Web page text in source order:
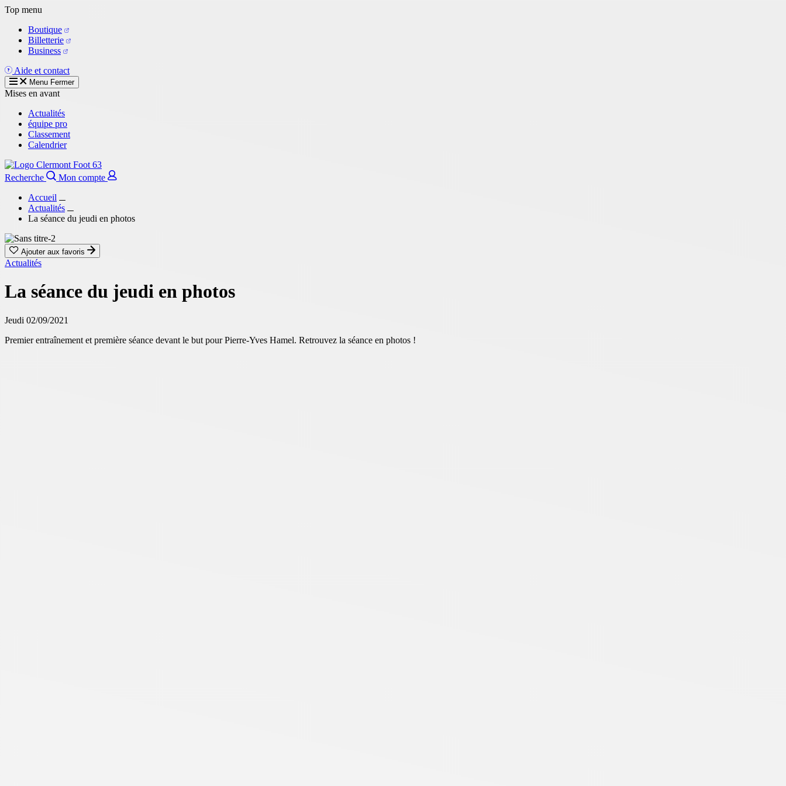
Aller
contenu
principal
Top menu
Boutique
Billetterie
Business
Aide et contact
Menu Fermer
Mises en avant
Actualités
équipe pro
Classement
Calendrier
Recherche
Mon compte
Accueil
Actualités
La séance du jeudi en photos
Ajouter aux favoris
Actualités
La séance du jeudi en photos
Jeudi 02/09/2021
Premier entraînement et première séance devant le but pour Pierre-Yves Hamel. Retrouvez la séance en photos !